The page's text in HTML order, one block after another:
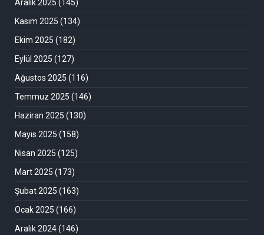
Aralık 2025 (145)
Kasım 2025 (134)
Ekim 2025 (182)
Eylül 2025 (127)
Ağustos 2025 (116)
Temmuz 2025 (146)
Haziran 2025 (130)
Mayıs 2025 (158)
Nisan 2025 (125)
Mart 2025 (173)
Şubat 2025 (163)
Ocak 2025 (166)
Aralık 2024(146)